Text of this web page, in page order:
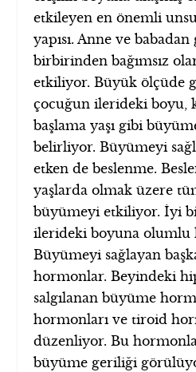
etkileyen en önemli
yapısı. Anne ve
birbirinden bağımsız
etkiliyor.Büyük ölçüde
çocuğun ilerideki boyu,
başlama yaşı gibi
belirliyor. Büyümeyi
etken de beslenme.
yaşlarda olmak üzere
büyümeyi etkiliyor. İyi
ilerideki boyuna olumlu
Büyümeyi sağlayan
hormonlar. Beyindeki
salgılanan büyüme
hormonları ve tiroid
düzenliyor. Bu
büyüme geriliği